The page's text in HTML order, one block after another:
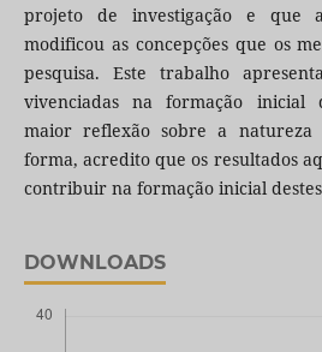
projeto de investigação e que
modificou as concepções que os
pesquisa. Este trabalho
vivenciadas na formação inicial
maior reflexão sobre a natureza
forma, acredito que os resultados
contribuir na formação inicial
DOWNLOADS